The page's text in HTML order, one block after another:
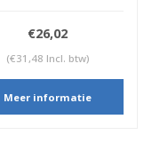
€26,02
(€31,48 Incl. btw)
Meer informatie